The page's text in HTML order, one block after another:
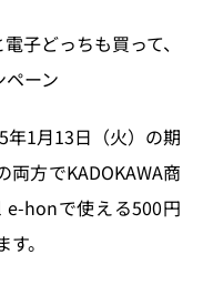
子どっちも買って、
ーン
1月13日（火）の期
方でKADOKAWA商
e-honで使える500円
。